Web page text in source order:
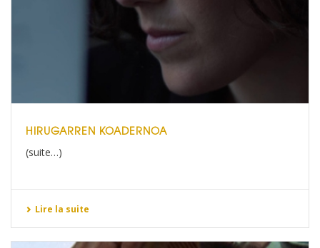
HIRUGARREN KOADERNOA
(suite…)
Lire la suite